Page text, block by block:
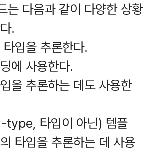
는 다음과 같이 다양한 상황
.
입을 추론한다.
에 사용한다.
을 추론하는 데도 사용한
type, 타입이 아닌) 템플
타입을 추론하는 데 사용